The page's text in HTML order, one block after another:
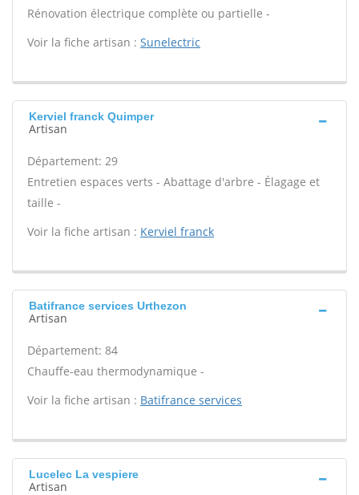
Rénovation électrique complète ou partielle -
Voir la fiche artisan : Sunelectric
Kerviel franck Quimper
Artisan
Département: 29
Entretien espaces verts - Abattage d'arbre - Élagage et
taille -
Voir la fiche artisan : Kerviel franck
Batifrance services Urthezon
Artisan
Département: 84
Chauffe-eau thermodynamique -
Voir la fiche artisan : Batifrance services
Lucelec La vespiere
Artisan